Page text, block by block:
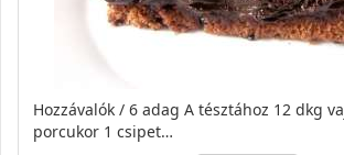
Hozzávalók / 6 adag A tésztához 12 dkg
porcukor 1 csipet…